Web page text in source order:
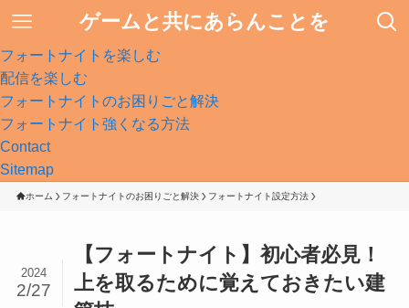
ゲームと共にあらんことを
フォートナイトを楽しむ
配信を楽しむ
フォートナイトのお困りごと解決
フォートナイト強くなる方法
Contact
Sitemap
ホーム フォートナイトのお困りごと解決 フォートナイト設定方法
【フォートナイト】初心者必見！
上を取るために覚えておきたい建
2024
2/27